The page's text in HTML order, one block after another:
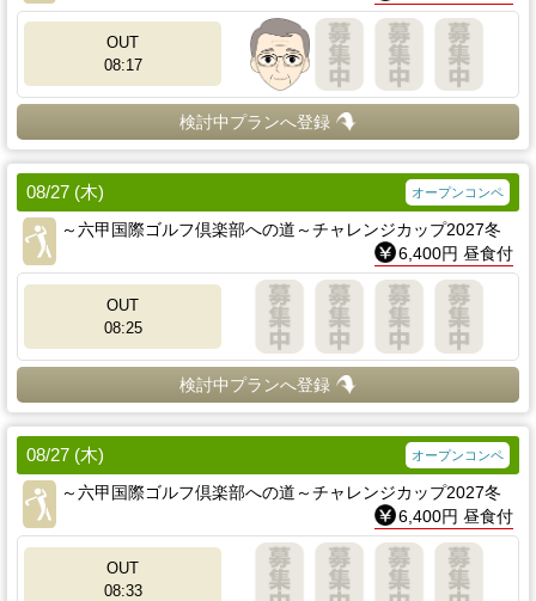
OUT
08:17
検討中プランへ登録
08/27 (木) オープンコンペ
～六甲国際ゴルフ倶楽部への道～チャレンジカップ2027冬
6,400円 昼食付
OUT
08:25
検討中プランへ登録
08/27 (木) オープンコンペ
～六甲国際ゴルフ倶楽部への道～チャレンジカップ2027冬
6,400円 昼食付
OUT
08:33